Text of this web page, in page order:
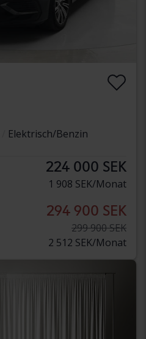
Elektrisch/Benzin
224 000 SEK
1 908 SEK/Monat
294 900 SEK
299 900 SEK
2 512 SEK/Monat